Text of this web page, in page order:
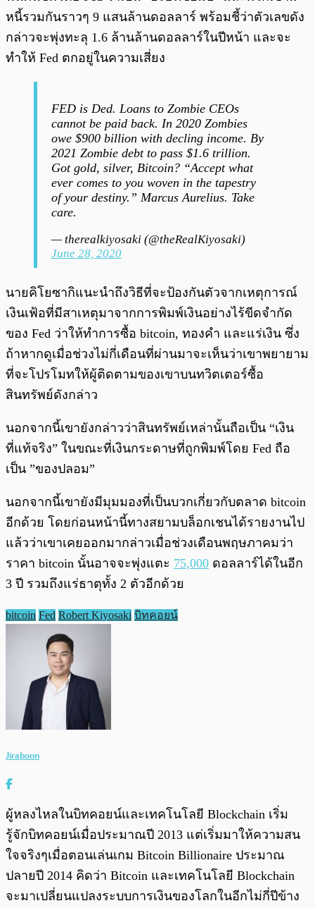
หนี้รวมกันราวๆ 9 แสนล้านดอลลาร์ พร้อมชี้ว่าตัวเลขดัง
กล่าวจะพุ่งทะลุ 1.6 ล้านล้านดอลลาร์ในปีหน้า และจะ
ทำให้ Fed ตกอยู่ในความเสี่ยง
FED is Ded. Loans to Zombie CEOs
cannot be paid back. In 2020 Zombies
owe $900 billion with decling income. By
2021 Zombie debt to pass $1.6 trillion.
Got gold, silver, Bitcoin? “Accept what
ever comes to you woven in the tapestry
of your destiny.” Marcus Aurelius. Take
care.
— therealkiyosaki (@theRealKiyosaki)
June 28, 2020
นายคิโยซากิแนะนำถึงวิธีที่จะป้องกันตัวจากเหตุการณ์
เงินเฟ้อที่มีสาเหตุมาจากการพิมพ์เงินอย่างไร้ขีดจำกัด
ของ Fed ว่าให้ทำการซื้อ bitcoin, ทองคำ และแร่เงิน ซึ่ง
ถ้าหากดูเมื่อช่วงไม่กี่เดือนที่ผ่านมาจะเห็นว่าเขาพยายาม
ที่จะโปรโมทให้ผู้ติดตามของเขาบนทวิตเตอร์ซื้อ
สินทรัพย์ดังกล่าว
นอกจากนี้เขายังกล่าวว่าสินทรัพย์เหล่านั้นถือเป็น “เงิน
ที่แท้จริง” ในขณะที่เงินกระดาษที่ถูกพิมพ์โดย Fed ถือ
เป็น ”ของปลอม”
นอกจากนี้เขายังมีมุมมองที่เป็นบวกเกี่ยวกับตลาด bitcoin
อีกด้วย โดยก่อนหน้านี้ทางสยามบล็อกเชนได้รายงานไป
แล้วว่าเขาเคยออกมากล่าวเมื่อช่วงเดือนพฤษภาคมว่า
ราคา bitcoin นั้นอาจจะพุ่งแตะ 75,000 ดอลลาร์ได้ในอีก
3 ปี รวมถึงแร่ธาตุทั้ง 2 ตัวอีกด้วย
bitcoin Fed Robert Kiyosaki บิทคอยน์
Jiraboon
ผู้หลงไหลในบิทคอยน์และเทคโนโลยี Blockchain เริ่ม
รู้จักบิทคอยน์เมื่อประมาณปี 2013 แต่เริ่มมาให้ความสน
ใจจริงๆเมื่อตอนเล่นเกม Bitcoin Billionaire ประมาณ
ปลายปี 2014 คิดว่า Bitcoin และเทคโนโลยี Blockchain
จะมาเปลี่ยนแปลงระบบการเงินของโลกในอีกไม่กี่ปีข้าง